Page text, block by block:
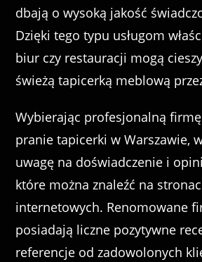
dbają o wysoką jakość
Dzięki tego typu usługom
biur czy restauracji mogą
świeżą tapicerką meblową
Wybierając profesjonalną
pranie tapicerki w Warszawie,
uwagę na doświadczenie i
które można znaleźć na
internetowych. Renomowane
posiadają liczne pozytywne
referencje od zadowolonych